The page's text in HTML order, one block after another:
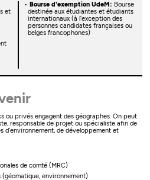
et
Bourse d'exemption UdeM: Bourse
destinée aux étudiantes et étudiants
internationaux (à l’exception des
personnes candidates françaises ou
belges francophones)
ou privés engagent des géographes. On peut
responsable de projet ou spécialiste afin de
d’environnement, de développement et
de comté (MRC)
environnement)